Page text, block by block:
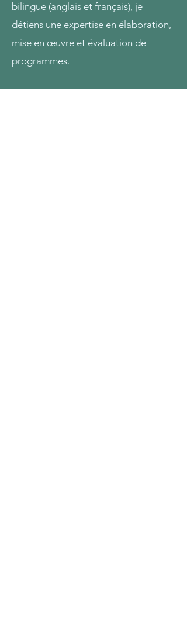
bilingue (anglais et français), je
détiens une expertise en élaboration,
mise en œuvre et évaluation de
programmes.